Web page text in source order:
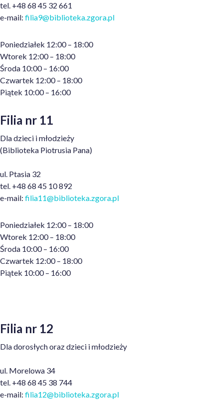
tel. +48 68 45 32 661
e-mail: filia9@biblioteka.zgora.pl
Poniedziałek 12:00 – 18:00
Wtorek 12:00 – 18:00
Środa 10:00 – 16:00
Czwartek 12:00 – 18:00
Piątek 10:00 – 16:00
Filia nr 11
Dla dzieci i młodzieży
(Biblioteka Piotrusia Pana)
ul. Ptasia 32
tel. +48 68 45 10 892
e-mail: filia11@biblioteka.zgora.pl
Poniedziałek 12:00 – 18:00
Wtorek 12:00 – 18:00
Środa 10:00 – 16:00
Czwartek 12:00 – 18:00
Piątek 10:00 – 16:00
Filia nr 12
Dla dorosłych oraz dzieci i młodzieży
ul. Morelowa 34
tel. +48 68 45 38 744
e-mail: filia12@biblioteka.zgora.pl